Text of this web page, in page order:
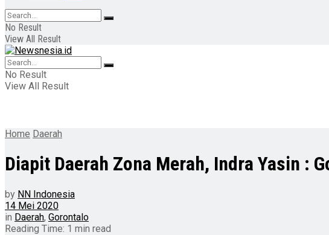
No Result
View All Result
No Result
View All Result
Home Daerah
Diapit Daerah Zona Merah, Indra Yasin :
by NN Indonesia
14 Mei 2020
in Daerah, Gorontalo
Reading Time: 1 min read